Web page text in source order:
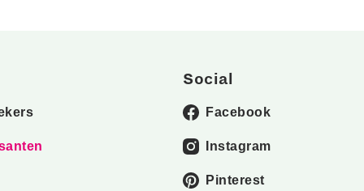
Social
Facebook
Instagram
Pinterest